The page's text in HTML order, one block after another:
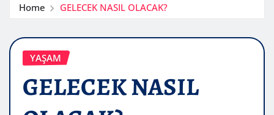
Home GELECEK NASIL OLACAK?
YAŞAM
GELECEK NASIL